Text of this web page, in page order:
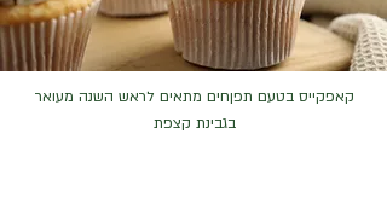
קאפקייס בטעם תפןחים מתאים לראש השנה מעואר
בגבינת קצפת